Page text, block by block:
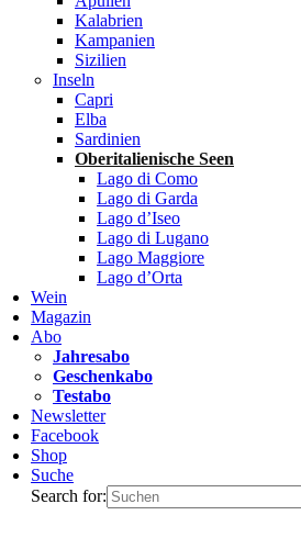
Kalabrien
Kampanien
Sizilien
Inseln
Capri
Elba
Sardinien
Oberitalienische Seen
Lago di Como
Lago di Garda
Lago d’Iseo
Lago di Lugano
Lago Maggiore
Lago d’Orta
Wein
Magazin
Abo
Jahresabo
Geschenkabo
Testabo
Newsletter
Facebook
Shop
Suche
Search for: